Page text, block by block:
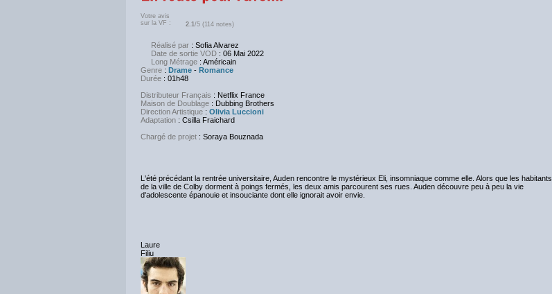
Votre avis
sur la VF :
2.1/5 (114 notes)
Réalisé par : Sofia Alvarez
Date de sortie VOD : 06 Mai 2022
Long Métrage : Américain
Genre : Drame - Romance
Durée : 01h48
Distributeur Français : Netflix France
Maison de Doublage : Dubbing Brothers
Direction Artistique : Olivia Luccioni
Adaptation : Csilla Fraichard
Chargé de projet : Soraya Bouznada
L'été précédant la rentrée universitaire, Auden rencontre le mystérieux Eli, insomniaque comme elle. Alors que les habitants
de la ville de Colby dorment à poings fermés, les deux amis parcourent ses rues. Auden découvre peu à peu la vie
d'adolescente épanouie et insouciante dont elle ignorait avoir envie.
Laure
Filiu